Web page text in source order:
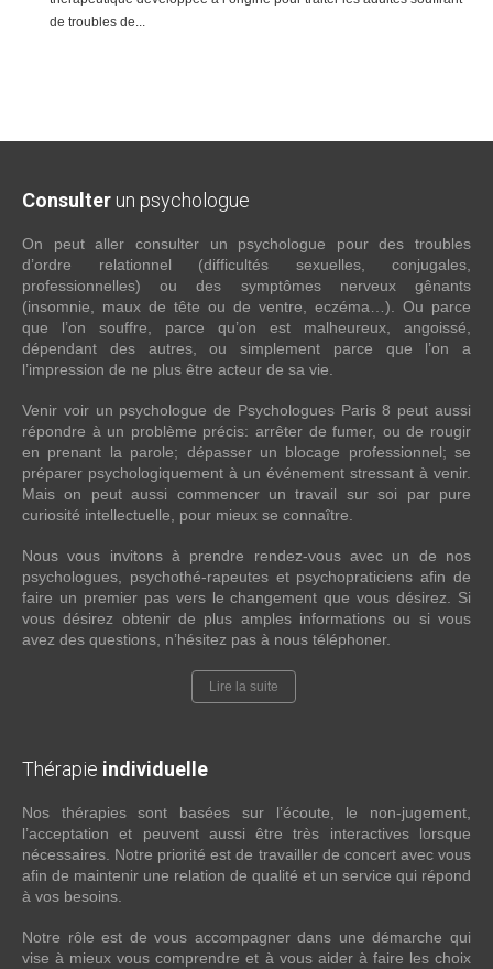
de troubles de...
Consulter un psychologue
On peut aller consulter un psychologue pour des troubles
d’ordre relationnel (difficultés sexuelles, conjugales,
professionnelles) ou des symptômes nerveux gênants
(insomnie, maux de tête ou de ventre, eczéma…). Ou parce
que l’on souffre, parce qu’on est malheureux, angoissé,
dépendant des autres, ou simplement parce que l’on a
l’impression de ne plus être acteur de sa vie.
Venir voir un psychologue de Psychologues Paris 8 peut aussi
répondre à un problème précis: arrêter de fumer, ou de rougir
en prenant la parole; dépasser un blocage professionnel; se
préparer psychologiquement à un événement stressant à venir.
Mais on peut aussi commencer un travail sur soi par pure
curiosité intellectuelle, pour mieux se connaître.
Nous vous invitons à prendre rendez-vous avec un de nos
psychologues, psychothé-rapeutes et psychopraticiens afin de
faire un premier pas vers le changement que vous désirez. Si
vous désirez obtenir de plus amples informations ou si vous
avez des questions, n’hésitez pas à nous téléphoner.
Lire la suite
Thérapie individuelle
Nos thérapies sont basées sur l’écoute, le non-jugement,
l’acceptation et peuvent aussi être très interactives lorsque
nécessaires. Notre priorité est de travailler de concert avec vous
afin de maintenir une relation de qualité et un service qui répond
à vos besoins.
Notre rôle est de vous accompagner dans une démarche qui
vise à mieux vous comprendre et à vous aider à faire les choix